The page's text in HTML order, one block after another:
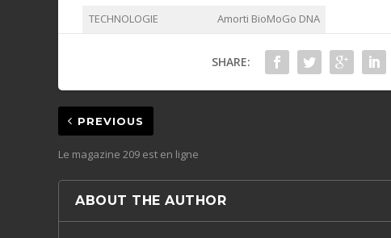
TECHNOLOGIE
Amorti BioMoGo DNA
SHARE:
PREVIOUS
Le magazine 209 est en ligne
ABOUT THE AUTHOR